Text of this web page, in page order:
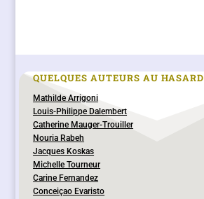
QUELQUES AUTEURS AU HASARD
Mathilde Arrigoni
Louis-Philippe Dalembert
Catherine Mauger-Trouiller
Nouria Rabeh
Jacques Koskas
Michelle Tourneur
Carine Fernandez
Conceiçao Evaristo